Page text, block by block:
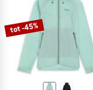
tot -45%